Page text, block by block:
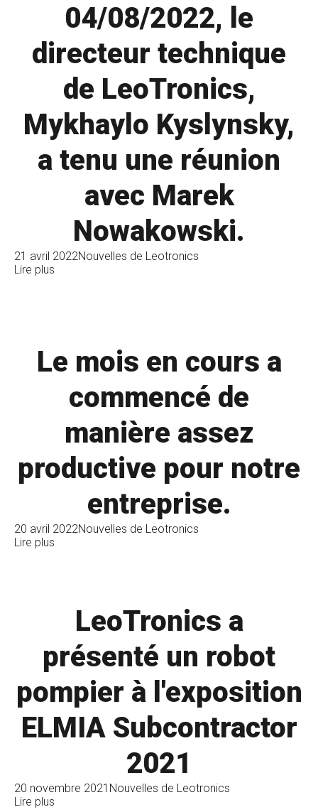
04/08/2022, le
directeur technique
de LeoTronics,
Mykhaylo Kyslynsky,
a tenu une réunion
avec Marek
Nowakowski.
21 avril 2022Nouvelles de Leotronics
Lire plus
Le mois en cours a
commencé de
manière assez
productive pour notre
entreprise.
20 avril 2022Nouvelles de Leotronics
Lire plus
LeoTronics a
présenté un robot
pompier à l'exposition
ELMIA Subcontractor
2021
20 novembre 2021 Nouvelles de Leotronics
Lire plus